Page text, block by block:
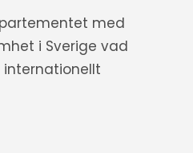
med
i Sverige vad
internationellt